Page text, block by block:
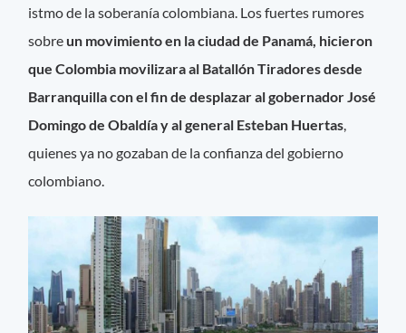
istmo de la soberanía colombiana. Los fuertes rumores
sobre un movimiento en la ciudad de Panamá, hicieron
que Colombia movilizara al Batallón Tiradores desde
Barranquilla con el fin de desplazar al gobernador José
Domingo de Obaldía y al general Esteban Huertas,
quienes ya no gozaban de la confianza del gobierno
colombiano.